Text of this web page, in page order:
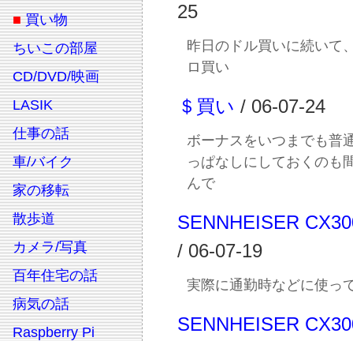
■ 買い物
ちいこの部屋
CD/DVD/映画
LASIK
仕事の話
車/バイク
家の移転
散歩道
カメラ/写真
百年住宅の話
病気の話
Raspberry Pi
25
昨日のドル買いに続いて
ロ買い
＄買い / 06-07-24
ボーナスをいつまでも普
っぱなしにしておくのも
んで
SENNHEISER
/ 06-07-19
実際に通勤時などに使っ
SENNHEISER